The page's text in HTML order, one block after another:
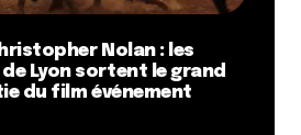
Nolan : les
Lyon sortent le grand
du film événement